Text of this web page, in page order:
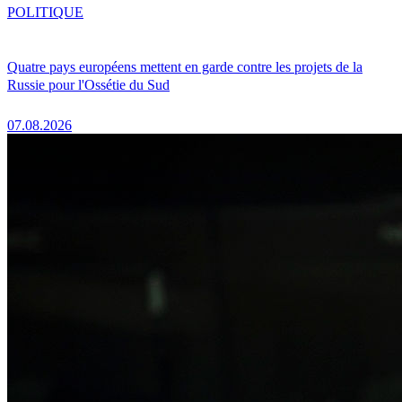
Quatre pays européens mettent en garde contre les projets de la
Russie pour l'Ossétie du Sud
07.08.2026
POLITIQUE